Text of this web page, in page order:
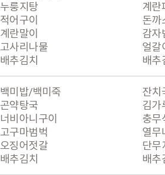
누룽지탕
적어구이
계란말이
고사리나물
배추김치
계란
돈까
감자
얼갈
배추
백미밥/백미죽
곤약탕국
너비아니구이
고구마범벅
오징어젓갈
배추김치
잔치
김가
충무
열무
단무
배추